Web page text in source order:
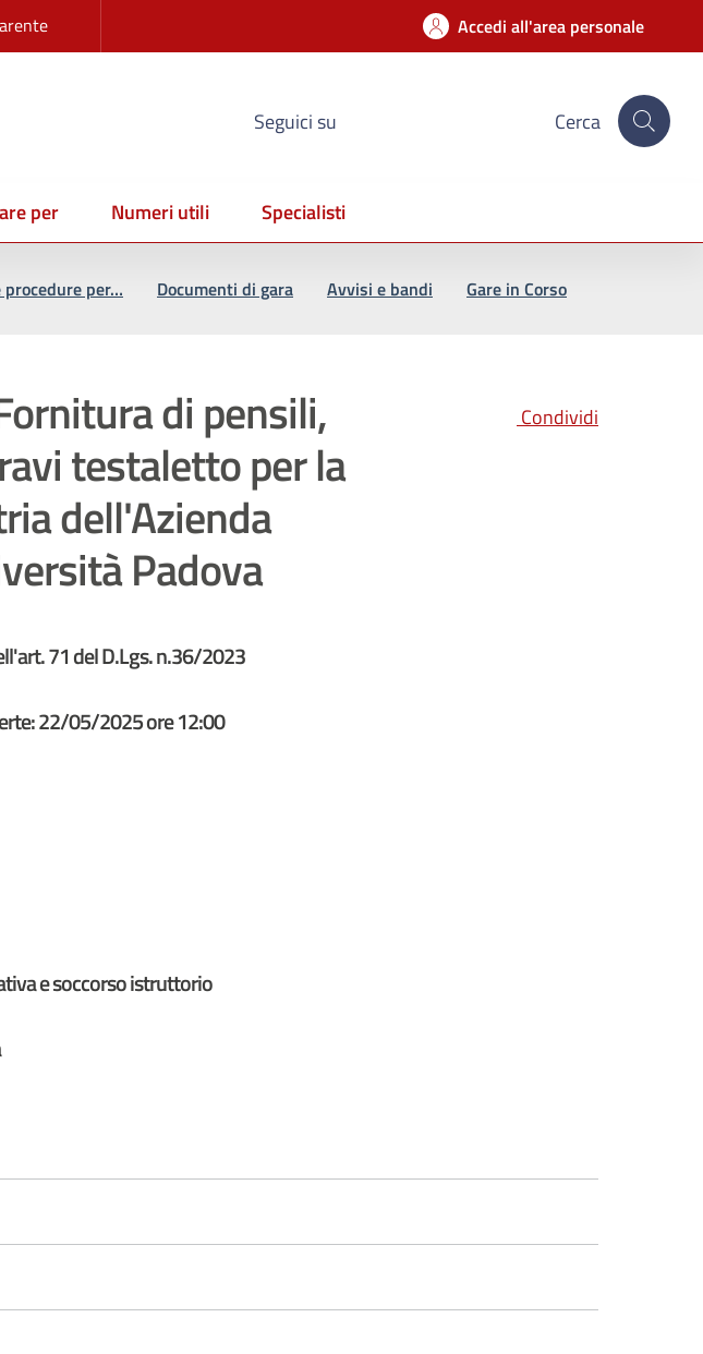
Accedi all'area personale
Seguici su Cerca
per Numeri utili
Specialisti
per… Documenti di gara Avvisi e bandi Gare in Corso
di pensili,
testaletto per la
dell'Azienda
Padova
Condividi
71 del D.Lgs. n.36/2023
22/05/2025 ore 12:00
e soccorso istruttorio